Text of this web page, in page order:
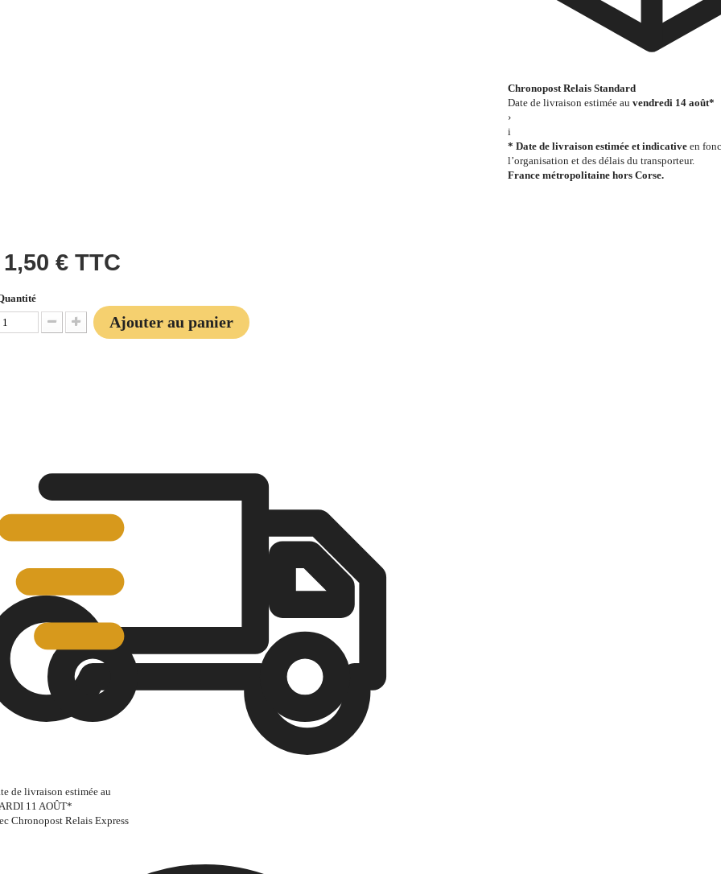
Chronopost Relais Standard
Date de livraison estimée au vendredi 14 août*
›
i
* Date de livraison estimée et indicativeen
l’organisation et des délais du transporteur.
France métropolitaine hors Corse.
1,50 € TTC
Diminuer la quantité
Augmenter la quantité
Ajouter au panier
de livraison estimée au
11 AOÛT*
Chronopost Relais Express